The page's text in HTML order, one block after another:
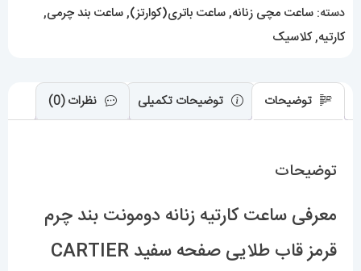
سفید
Santos-
Dumont
020685
دسته: ساعت مچی زنانه,ساعت باتری(کوارتز),ساعت بند چرمی,
کارتیه,کلاسیک
توضیحات توضیحات تکمیلی نظرات (0)
توضیحات
معرفی ساعت کارتیه زنانه دومونت بند چرم
قرمز قاب طلایی صفحه سفید CARTIER